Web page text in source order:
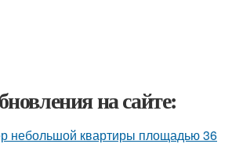
на сайте:
небольшой квартиры площадью 36